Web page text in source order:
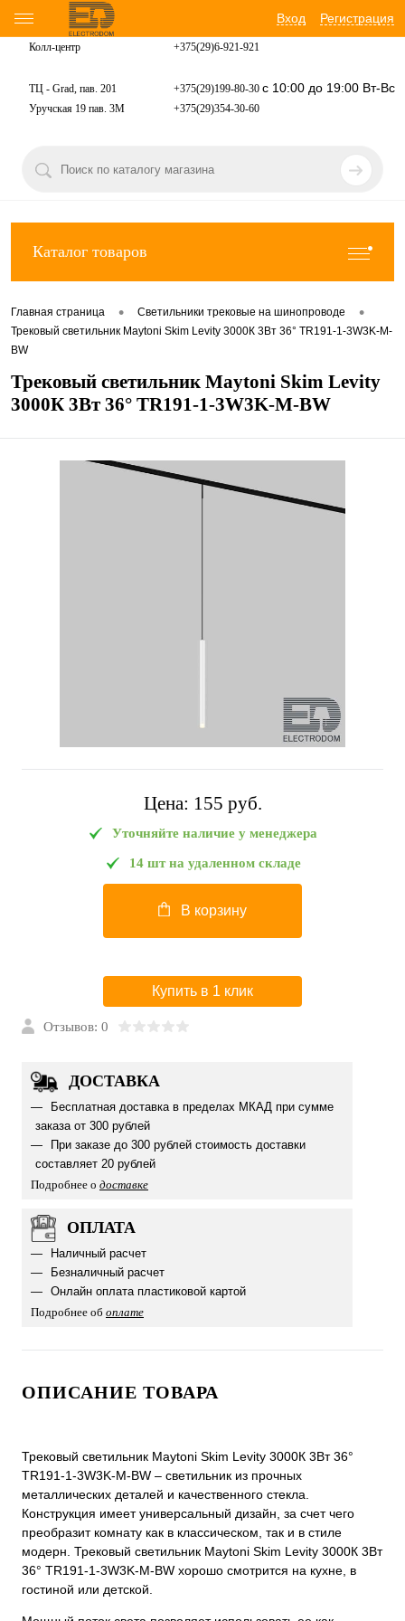
Вход Регистрация
Колл-центр +375(29)6-921-921
ТЦ - Grad, пав. 201 +375(29)199-80-30 с 10:00 до 19:00 Вт-Вс
Уручская 19 пав. 3М +375(29)354-30-60
Каталог товаров
Главная страница • Светильники трековые на шинопроводе •
Трековый светильник Maytoni Skim Levity 3000К 3Вт 36° TR191-1-3W3K-M-
BW
Трековый светильник Maytoni Skim Levity
3000К 3Вт 36° TR191-1-3W3K-M-BW
Цена: 155 pуб.
Уточняйте наличие у менеджера
14 шт на удаленном складе
В корзину
Купить в 1 клик
Отзывов: 0
ДОСТАВКА
Бесплатная доставка в пределах МКАД при сумме
заказа от 300 рублей
При заказе до 300 рублей стоимость доставки
составляет 20 рублей
Подробнее о доставке
ОПЛАТА
Наличный расчет
Безналичный расчет
Онлайн оплата пластиковой картой
Подробнее об оплате
ОПИСАНИЕ ТОВАРА
Трековый светильник Maytoni Skim Levity 3000К 3Вт 36°
TR191-1-3W3K-M-BW – светильник из прочных
металлических деталей и качественного стекла.
Конструкция имеет универсальный дизайн, за счет чего
преобразит комнату как в классическом, так и в стиле
модерн. Трековый светильник Maytoni Skim Levity 3000К 3Вт
36° TR191-1-3W3K-M-BW хорошо смотрится на кухне, в
гостиной или детской.